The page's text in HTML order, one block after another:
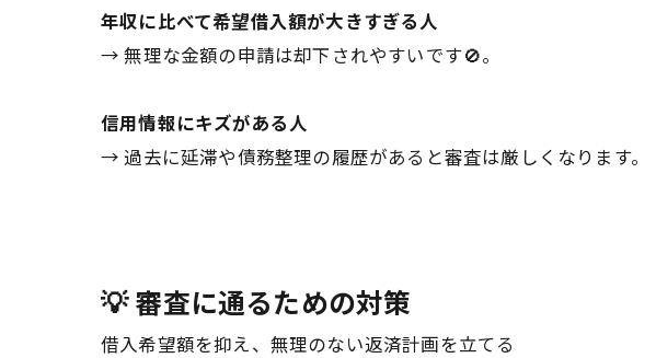
年収に比べて希望借入額が大きすぎる人
→ 無理な金額の申請は却下されやすいです🚫。
信用情報にキズがある人
→ 過去に延滞や債務整理の履歴があると審査は厳しくなります。
💡 審査に通るための対策
借入希望額を抑え、無理のない返済計画を立てる